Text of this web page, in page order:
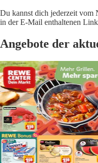
Du kannst dich jederzeit vom
in der E-Mail enthaltenen
Angebote der